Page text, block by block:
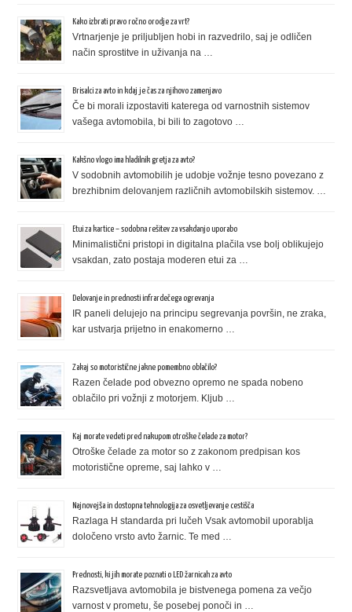
Kako izbrati pravo ročno orodje za vrt?
Vrtnarjenje je priljubljen hobi in razvedrilo, saj je odličen
način sprostitve in uživanja na …
Brisalci za avto in kdaj je čas za njihovo zamenjavo
Če bi morali izpostaviti katerega od varnostnih sistemov
vašega avtomobila, bi bili to zagotovo …
Kakšno vlogo ima hladilnik gretja za avto?
V sodobnih avtomobilih je udobje vožnje tesno povezano z
brezhibnim delovanjem različnih avtomobilskih sistemov. …
Etui za kartice – sodobna rešitev za vsakdanjo uporabo
Minimalistični pristopi in digitalna plačila vse bolj oblikujejo
vsakdan, zato postaja moderen etui za …
Delovanje in prednosti infrardečega ogrevanja
IR paneli delujejo na principu segrevanja površin, ne zraka,
kar ustvarja prijetno in enakomerno …
Zakaj so motoristične jakne pomembno oblačilo?
Razen čelade pod obvezno opremo ne spada nobeno
oblačilo pri vožnji z motorjem. Kljub …
Kaj morate vedeti pred nakupom otroške čelade za motor?
Otroške čelade za motor so z zakonom predpisan kos
motoristične opreme, saj lahko v …
Najnovejša in dostopna tehnologija za osvetljevanje cestišča
Razlaga H standarda pri lučeh Vsak avtomobil uporablja
določeno vrsto avto žarnic. Te med …
Prednosti, ki jih morate poznati o LED žarnicah za avto
Razsvetljava avtomobila je bistvenega pomena za večjo
varnost v prometu, še posebej ponoči in …